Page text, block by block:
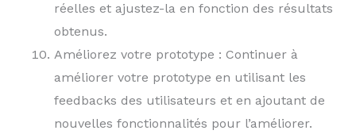
réelles et ajustez-la en fonction des résultats
obtenus.
Améliorez votre prototype : Continuer à
améliorer votre prototype en utilisant les
feedbacks des utilisateurs et en ajoutant de
nouvelles fonctionnalités pour l’améliorer.